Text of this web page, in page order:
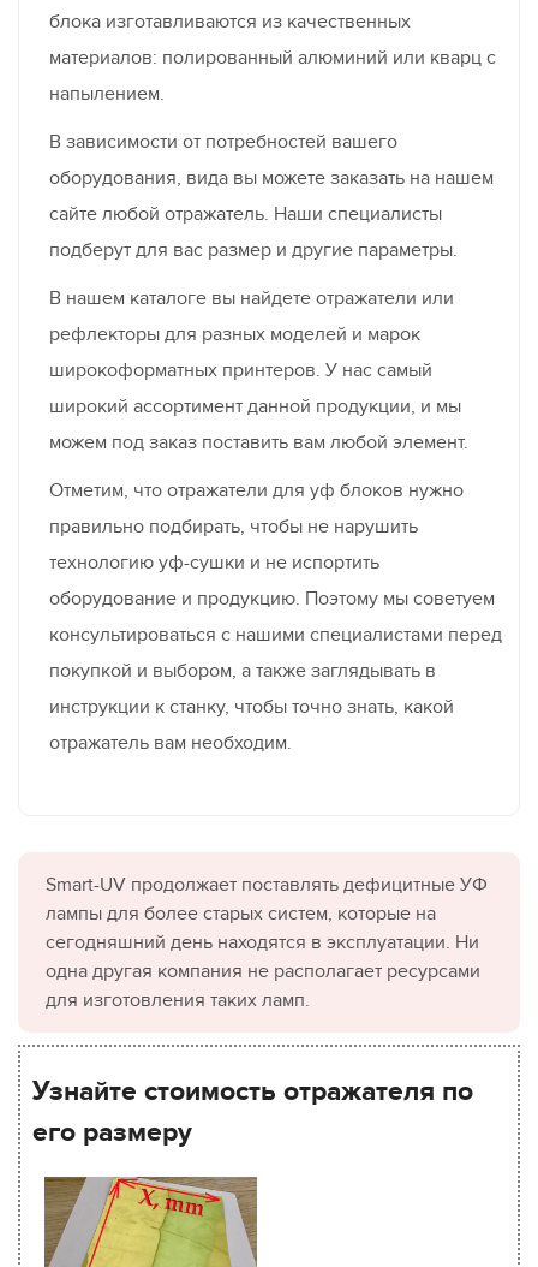
блока изготавливаются из качественных
материалов: полированный алюминий или кварц с
напылением.
В зависимости от потребностей вашего
оборудования, вида вы можете заказать на нашем
сайте любой отражатель. Наши специалисты
подберут для вас размер и другие параметры.
В нашем каталоге вы найдете отражатели или
рефлекторы для разных моделей и марок
широкоформатных принтеров. У нас самый
широкий ассортимент данной продукции, и мы
можем под заказ поставить вам любой элемент.
Отметим, что отражатели для уф блоков нужно
правильно подбирать, чтобы не нарушить
технологию уф-сушки и не испортить
оборудование и продукцию. Поэтому мы советуем
консультироваться с нашими специалистами перед
покупкой и выбором, а также заглядывать в
инструкции к станку, чтобы точно знать, какой
отражатель вам необходим.
Smart-UV продолжает поставлять дефицитные УФ
лампы для более старых систем, которые на
сегодняшний день находятся в эксплуатации. Ни
одна другая компания не располагает ресурсами
для изготовления таких ламп.
Узнайте стоимость отражателя по
его размеру